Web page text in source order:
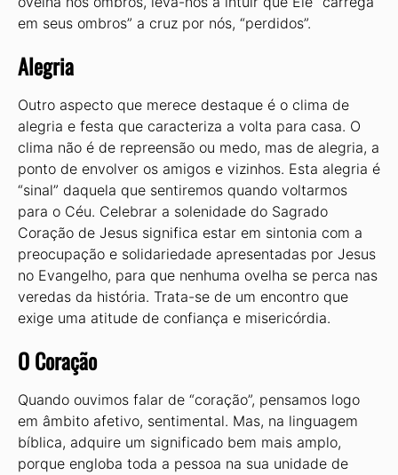
em seus ombros” a cruz por nós, “perdidos”.
Alegria
Outro aspecto que merece destaque é o clima de
alegria e festa que caracteriza a volta para casa. O
clima não é de repreensão ou medo, mas de alegria, a
ponto de envolver os amigos e vizinhos. Esta alegria é
“sinal” daquela que sentiremos quando voltarmos
para o Céu. Celebrar a solenidade do Sagrado
Coração de Jesus significa estar em sintonia com a
preocupação e solidariedade apresentadas por Jesus
no Evangelho, para que nenhuma ovelha se perca nas
veredas da história. Trata-se de um encontro que
exige uma atitude de confiança e misericórdia.
O Coração
Quando ouvimos falar de “coração”, pensamos logo
em âmbito afetivo, sentimental. Mas, na linguagem
bíblica, adquire um significado bem mais amplo,
porque engloba toda a pessoa na sua unidade de